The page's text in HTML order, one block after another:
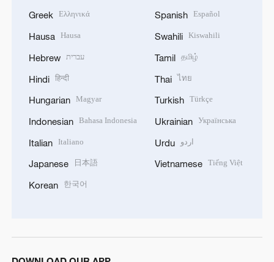
Greek Ελληνικά
Hausa Hausa
Hebrew עברית
Hindi हिन्दी
Hungarian Magyar
Indonesian Bahasa Indonesia
Italian Italiano
Japanese 日本語
Korean 한국어
Spanish Español
Swahili Kiswahili
Tamil தமிழ்
Thai ไทย
Turkish Türkçe
Ukrainian Українська
Urdu اردو
Vietnamese Tiếng Việt